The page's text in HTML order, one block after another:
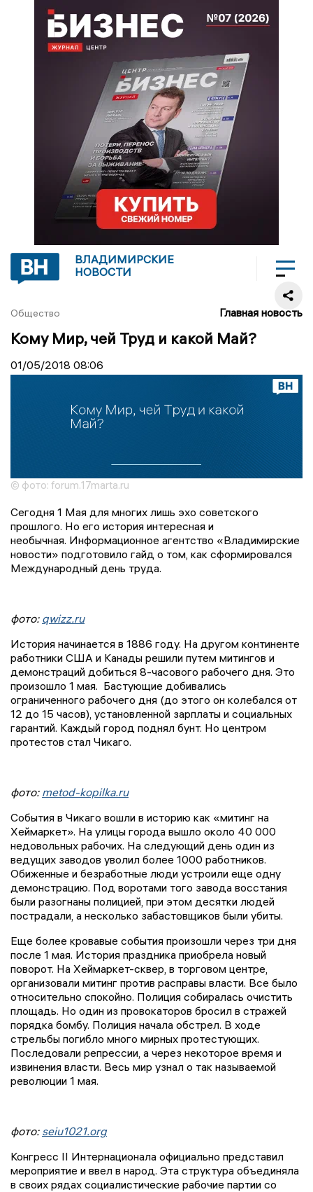
ВЛАДИМИРСКИЕ
НОВОСТИ
Общество Главная новость
Кому Мир, чей Труд и какой Май?
01/05/2018 08:06
© фото: forum.17marta.ru
Сегодня 1 Мая для многих лишь эхо советского
прошлого. Но его история интересная и
необычная. Информационное агентство «Владимирские
новости» подготовило гайд о том, как сформировался
Международный день труда.
фото: qwizz.ru
История начинается в 1886 году. На другом континенте
работники США и Канады решили путем митингов и
демонстраций добиться 8-часового рабочего дня. Это
произошло 1 мая. Бастующие добивались
ограниченного рабочего дня (до этого он колебался от
12 до 15 часов), установленной зарплаты и социальных
гарантий. Каждый город поднял бунт. Но центром
протестов стал Чикаго.
фото: metod-kopilka.ru
События в Чикаго вошли в историю как «митинг на
Хеймаркет». На улицы города вышло около 40 000
недовольных рабочих. На следующий день один из
ведущих заводов уволил более 1000 работников.
Обиженные и безработные люди устроили еще одну
демонстрацию. Под воротами того завода восстания
были разогнаны полицией, при этом десятки людей
пострадали, а несколько забастовщиков были убиты.
Еще более кровавые события произошли через три дня
после 1 мая. История праздника приобрела новый
поворот. На Хеймаркет-сквер, в торговом центре,
организовали митинг против расправы власти. Все было
относительно спокойно. Полиция собиралась очистить
площадь. Но один из провокаторов бросил в стражей
порядка бомбу. Полиция начала обстрел. В ходе
стрельбы погибло много мирных протестующих.
Последовали репрессии, а через некоторое время и
извинения власти. Весь мир узнал о так называемой
революции 1 мая.
фото: seiu1021.org
Конгресс II Интернационала официально представил
мероприятие и ввел в народ. Эта структура объединяла
в своих рядах социалистические рабочие партии со